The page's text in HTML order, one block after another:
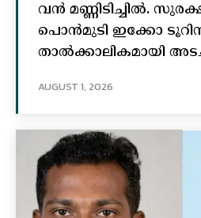
വൻ മണ്ണിടിച്ചില്‍.
പൊൻമുടി ഇക്കോ
താല്‍ക്കാലികമായി
AUGUST 1, 2026